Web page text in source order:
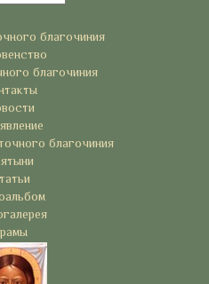
благочиния
благочиния
благочиния